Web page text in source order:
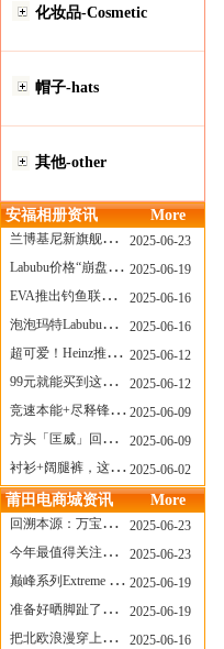
化妆品-Cosmetic
帽子-hats
其他-other
安福相册资讯 More
兰博基尼新旗舰曝光？这台顶级超跑或将在8月登场
2025-06-23
Labubu价格“崩盘”？618当日泡泡玛特预售补货量超200W！
2025-06-19
EVA推出钓鱼联名套装，初号机也能当“假饵”？
2025-06-16
泡泡玛特Labubu新品发售上演“拳王争霸”......
2025-06-16
超可爱！Heinz推出星之卡比合作款番茄酱！
2025-06-12
99元就能买到这样颜值的太阳镜？优衣库夏季墨镜系列
2025-06-12
竞速本能+尽释锋芒——罗杰杜彼Roger+Dubuis王者竞速系列飞返计时码表燃擎赛道
2025-06-09
方头「匡威」回归！日系简约里的小心思
2025-06-09
衬衫+阔腿裤，这样穿美出新高度！
2025-06-02
莆田电商城资讯 More
回溯本源：万宝龙推出明星系列都市灰腕表新作
2025-06-23
今年最值得关注的AF1！KOBE x AF1 明日发售
2025-06-23
巅峰系列Extreme Diver潜水腕表与Revival Diver复刻版潜水腕表共同推出“暗影款”新作
2025-06-19
准备好晒脚趾了吗？透明款 AF1 要回归了
2025-06-19
把北欧浪漫穿上脚，Cecilie Bahnsen x ASICS
2025-06-16